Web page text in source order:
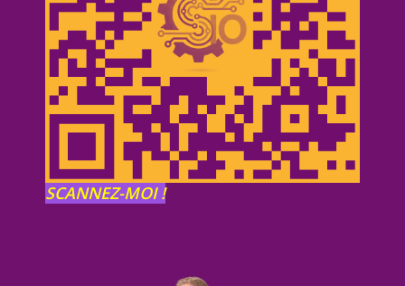
SCANNEZ-MOI !